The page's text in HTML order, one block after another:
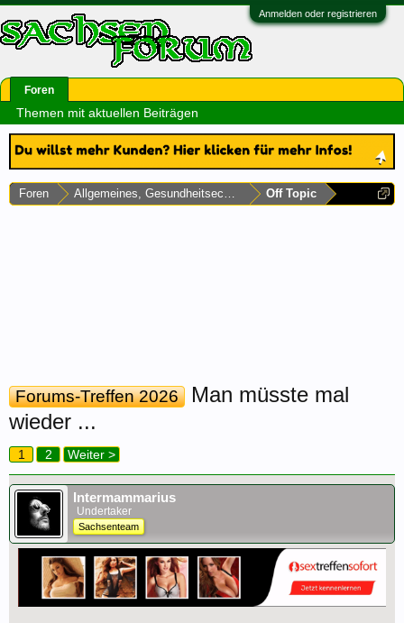
Anmelden oder registrieren
Foren Allgemeines, Gesundheitsecke & Umfragen
Off Topic
Forums-Treffen 2026
Man müsste mal
wieder ...
1 2 Weiter >
Intermammarius
Undertaker
Sachsenteam
Foren
Themen mit aktuellen Beiträgen